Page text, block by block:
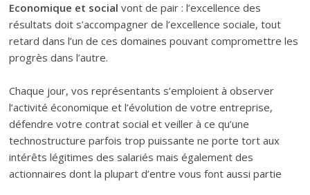
Economique et social vont de pair : l’excellence des
résultats doit s’accompagner de l’excellence sociale, tout
retard dans l’un de ces domaines pouvant compromettre les
progrès dans l’autre.
Chaque jour, vos représentants s’emploient à observer
l’activité économique et l’évolution de votre entreprise,
défendre votre contrat social et veiller à ce qu’une
technostructure parfois trop puissante ne porte tort aux
intérêts légitimes des salariés mais également des
actionnaires dont la plupart d’entre vous font aussi partie